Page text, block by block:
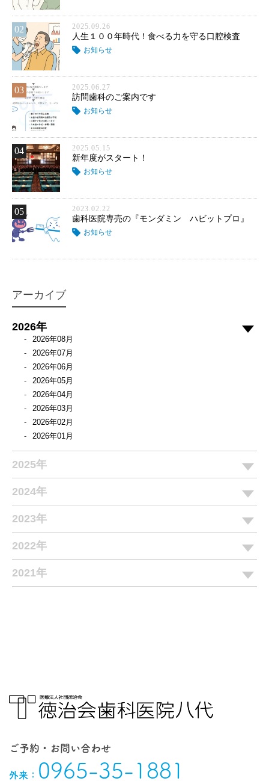
02 2025.09.26
人生１００年時代！食べる力を守る口腔検査
お知らせ
03 2025.06.27
訪問歯科のご案内です
お知らせ
04 2025.05.15
新年度がスタート！
お知らせ
05 2023.02.22
歯科医院専売の『モンダミン ハビットプロ』
お知らせ
アーカイブ
2026年
2026年08月
2026年07月
2026年06月
2026年05月
2026年04月
2026年03月
2026年02月
2026年01月
2025年
2024年
2023年
2022年
2021年
ご予約・お問い合わせ
外来： 0965-35-1881